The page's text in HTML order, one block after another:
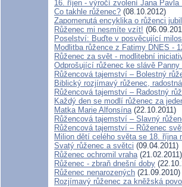
16. říjen - výročí zvolení Jana
Co takhle růženec? (08.10.2012)
Zapomenutá encyklika o růženci
Růženec mi nesmíte vzít!
Poselství: Buďte v posvěcující
Modlitba růžence z Fatimy DNES -
Růženec za svět - modlitební
Odprošující růženec ke slávě Panny
Růžencová tajemství – Bolestný
Biblický rozjímavý růženec,
Růžencová tajemství – Radostný
Každý den se modlí růženec za
Matka Marie Alfonsína(22.10.2011)
Růžencová tajemství – Slavný
Růžencová tajemství – Růženec
Milion dětí celého světa se 18. října
Svatý růženec a světci (09.04.2011)
Růženec ochromil vraha(21.02.2011)
Růženec - zbraň dnešní doby
Růženec nenarozených (21.09.2010)
Rozjímavý růženec za kněžská